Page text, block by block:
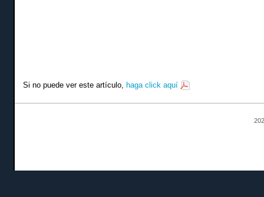
Si no puede ver este artículo, haga click aquí